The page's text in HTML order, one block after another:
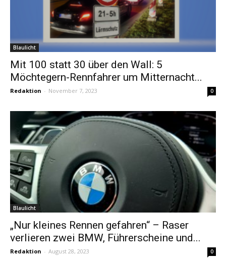
Blaulicht
Mit 100 statt 30 über den Wall: 5
Möchtegern-Rennfahrer um Mitternacht...
Redaktion - November 7, 2023 0
Blaulicht
„Nur kleines Rennen gefahren“ – Raser
verlieren zwei BMW, Führerscheine und...
Redaktion - August 28, 2023 0